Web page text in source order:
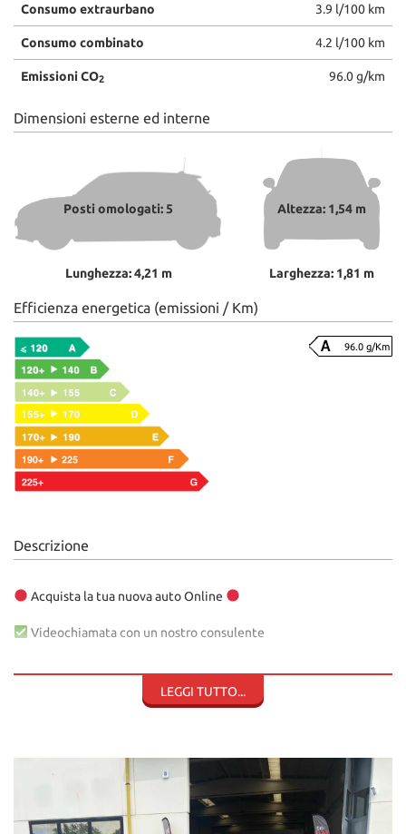
Consumo extraurbano 3.9 l/100 km
Consumo combinato 4.2 l/100 km
Emissioni CO2 96.0 g/km
Dimensioni esterne ed interne
Posti omologati: 5
Lunghezza: 4,21 m
Altezza: 1,54 m
Larghezza: 1,81 m
Efficienza energetica (emissioni / Km)
96.0 g/Km
Descrizione
Acquista la tua nuova auto Online
Videochiamata con un nostro consulente
Preventivi finanziamenti e assicurazioni
Preventivo e contratto Online via mail e whatsapp
Firma del contratto da casa
LEGGI TUTTO...